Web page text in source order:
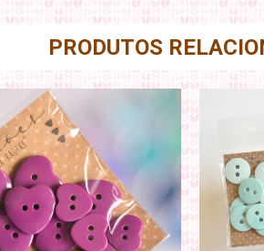
PRODUTOS